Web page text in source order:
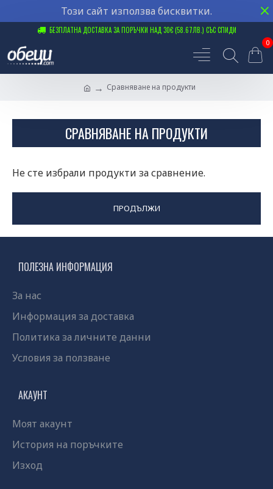
Този сайт използва бисквитки.
БЕЗПЛАТНА ДОСТАВКА ЗА ПОРЪЧКИ НАД 30€ (58.67ЛВ.) СЪС СПИДИ
0
Сравняване на продукти
СРАВНЯВАНЕ НА ПРОДУКТИ
Не сте избрали продукти за сравнение.
ПРОДЪЛЖИ
ПОЛЕЗНА ИНФОРМАЦИЯ
За нас
Информация за доставка
Политика за личните данни
Условия за ползване
АКАУНТ
Моят акаунт
История на поръчките
Изход